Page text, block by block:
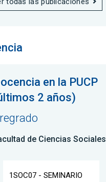
en la PUCP
2 años)
de Ciencias Sociales
1SOC07 - SEMINARIO